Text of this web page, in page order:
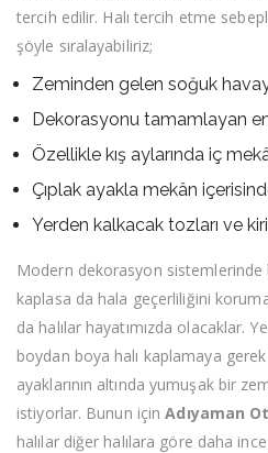
tercih edilir. Halı tercih etme
şöyle sıralayabiliriz;
Zeminden gelen soğuk
Dekorasyonu tamamlayan
Özellikle kış aylarında iç
Çıplak ayakla mekân
Yerden kalkacak tozları ve
Modern dekorasyon sistemlerinde
kaplasa da hala geçerliliğini
da halılar hayatımızda olacaklar.
boydan boya halı kaplamaya
ayaklarının altında yumuşak bir
istiyorlar. Bunun içinAdıyaman
halılar diğer halılara göre daha